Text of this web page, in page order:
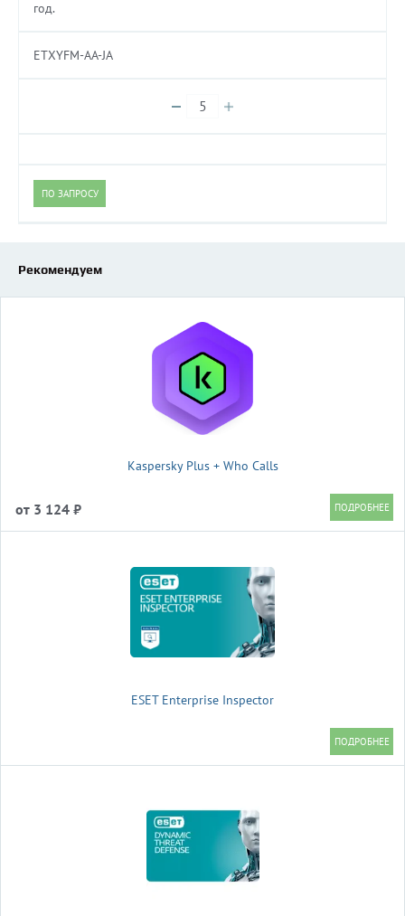
год.
ETXYFM-AA-JA
ПО ЗАПРОСУ
Рекомендуем
Kaspersky Plus + Who Calls
от 3 124 ₽
ESET Enterprise Inspector